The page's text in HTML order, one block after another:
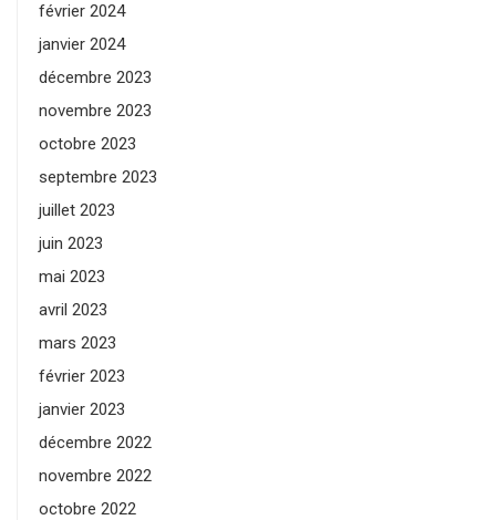
février 2024
janvier 2024
décembre 2023
novembre 2023
octobre 2023
septembre 2023
juillet 2023
juin 2023
mai 2023
avril 2023
mars 2023
février 2023
janvier 2023
décembre 2022
novembre 2022
octobre 2022